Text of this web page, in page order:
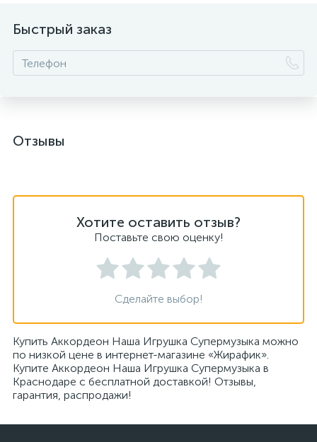
Быстрый заказ
Отзывы
Хотите оставить отзыв?
Поставьте свою оценку!
Сделайте выбор!
Купить Аккордеон Наша Игрушка Супермузыка можно
по низкой цене в интернет-магазине «Жирафик».
Купите Аккордеон Наша Игрушка Супермузыка в
Краснодаре с бесплатной доставкой! Отзывы,
гарантия, распродажи!